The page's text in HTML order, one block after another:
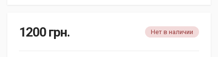
1200 грн. Нет в наличии